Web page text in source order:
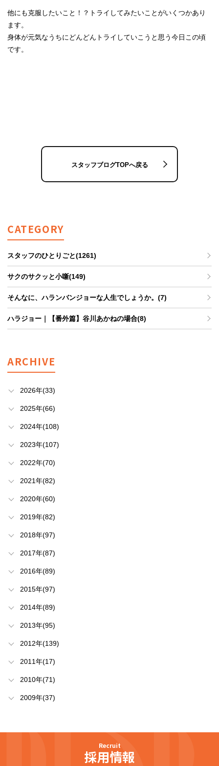
他にも克服したいこと！？トライしてみたいことがいくつかあり
ます。
身体が元気なうちにどんどんトライしていこうと思う今日この頃
です。
スタッフブログTOPへ戻る
CATEGORY
スタッフのひとりごと(1261)
サクのサクッと小噺(149)
そんなに、ハランバンジョーな人生でしょうか。(7)
ハラジョー｜【番外篇】谷川あかねの場合(8)
ARCHIVE
2026年(33)
2025年(66)
2024年(108)
2023年(107)
2022年(70)
2021年(82)
2020年(60)
2019年(82)
2018年(97)
2017年(87)
2016年(89)
2015年(97)
2014年(89)
2013年(95)
2012年(139)
2011年(17)
2010年(71)
2009年(37)
Recruit
採用情報